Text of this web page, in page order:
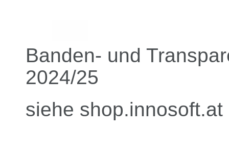
Banden- und
2024/25
siehe shop.innosoft.at